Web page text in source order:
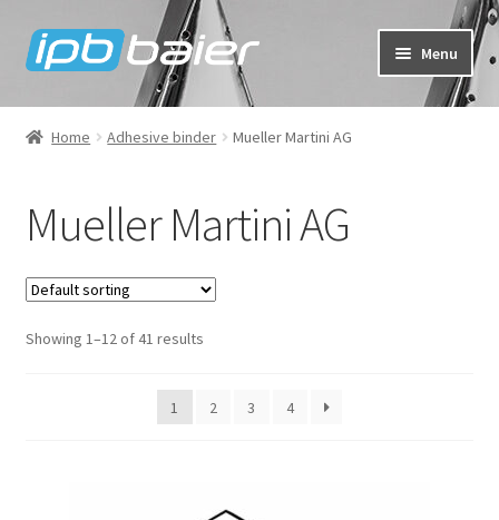
Skip
to
Skip
to
Menu
My Account
Checkout
Shop
FAQ
Home Adhesive binder Mueller Martini AG
Mueller Martini AG
Showing 1–12 of 41 results
1 2 3 4